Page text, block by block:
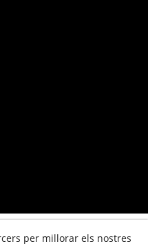
per millorar els nostres